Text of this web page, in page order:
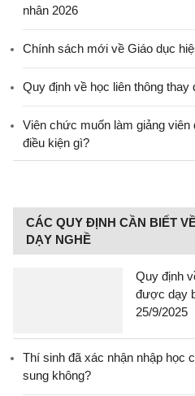
nhân 2026
Chính sách mới về Giáo dục
Quy định về học liên thông thay
Viên chức muốn làm giảng
điều kiện gì?
CÁC QUY ĐỊNH CẦN BIẾT
DẠY NGHỀ
Quy định
được dạy
25/9/2025
Thí sinh đã xác nhận nhập học
sung không?